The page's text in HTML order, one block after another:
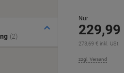
Nur
229,99
273,69 € inkl. USt
zzgl. Versand
(2)